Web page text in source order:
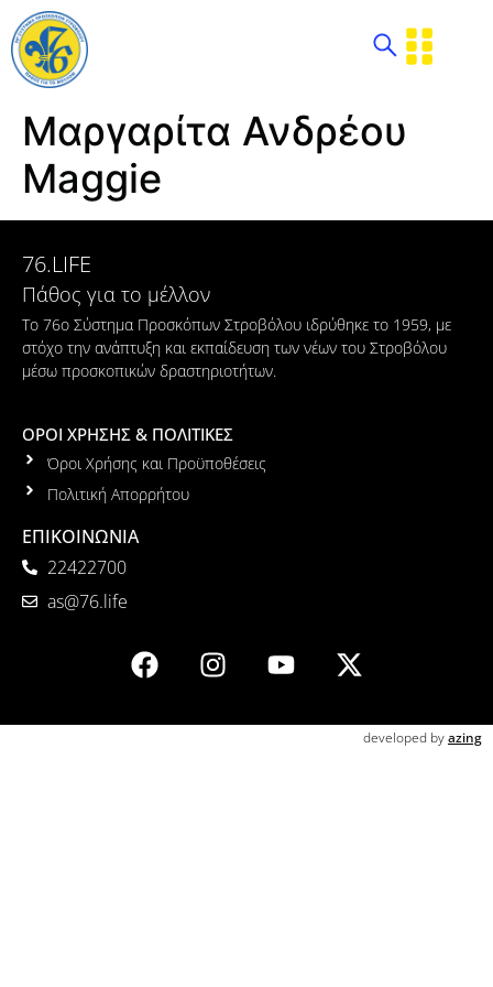
Μαργαρίτα Ανδρέου
Maggie
76.LIFE
Πάθος για το μέλλον
Το 76ο Σύστημα Προσκόπων Στροβόλου ιδρύθηκε το 1959, με
στόχο την ανάπτυξη και εκπαίδευση των νέων του Στροβόλου
μέσω προσκοπικών δραστηριοτήτων.
ΟΡΟΙ ΧΡΗΣΗΣ & ΠΟΛΙΤΙΚΕΣ
Όροι Χρήσης και Προϋποθέσεις
Πολιτική Απορρήτου
ΕΠΙΚΟΙΝΩΝΙΑ
22422700
as@76.life
developed byazing